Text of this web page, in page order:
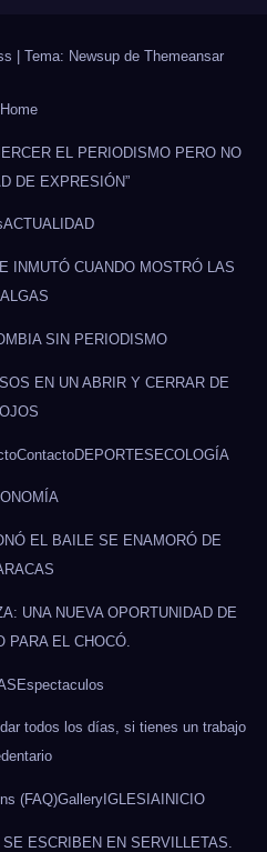
| Tema: Newsup de Themeansar
Home
EL PERIODISMO PERO NO
DE EXPRESIÓN”
ACTUALIDAD
INMUTÓ CUANDO MOSTRÓ LAS
SIN PERIODISMO
EN UN ABRIR Y CERRAR DE
OJOS
ContactoDEPORTESECOLOGÍA
EL BAILE SE ENAMORÓ DE
UNA NUEVA OPORTUNIDAD DE
PARA EL CHOCÓ.
Espectaculos
todos los días, si tienes un trabajo
(FAQ)GalleryIGLESIAINICIO
ESCRIBEN EN SERVILLETAS.